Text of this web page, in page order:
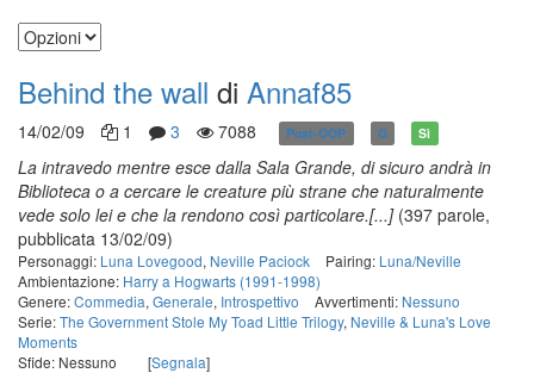
Behind the wall di Annaf85
14/02/09 1 3 7088 Post-OOP G Sì
La intravedo mentre esce dalla Sala Grande, di sicuro andrà in
Biblioteca o a cercare le creature più strane che naturalmente
vede solo lei e che la rendono così particolare.[...] (397 parole,
pubblicata 13/02/09)
Personaggi: Luna Lovegood, Neville Paciock Pairing: Luna/Neville
Ambientazione: Harry a Hogwarts (1991-1998)
Genere:Commedia, Generale, Introspettivo Avvertimenti: Nessuno
Serie:The Government Stole My Toad Little Trilogy, Neville & Luna's Love
Moments
Sfide: Nessuno
[Segnala]